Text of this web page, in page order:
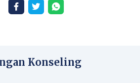
Konseling